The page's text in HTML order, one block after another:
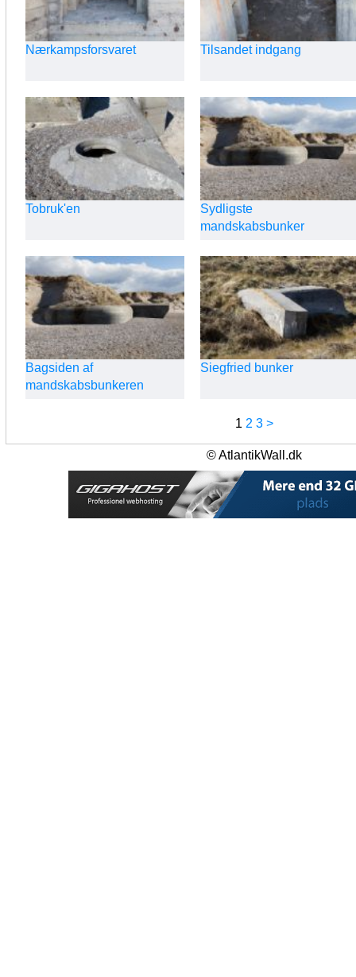
Nærkampsforsvaret Tilsandet indgang
Tobruk'en
Sydligste
mandskabsbunker
Bagsiden af
mandskabsbunkeren
Siegfried bunker
1 2 3 >
© AtlantikWall.dk